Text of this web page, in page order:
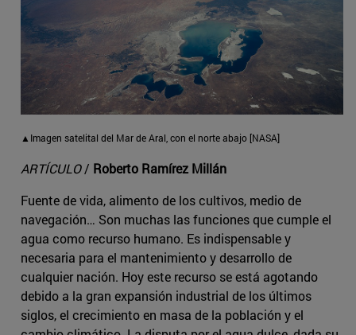
▲Imagen satelital del Mar de Aral, con el norte abajo [NASA]
ARTÍCULO/ Roberto Ramírez Millán
Fuente de vida, alimento de los cultivos, medio de
navegación… Son muchas las funciones que cumple el
agua como recurso humano. Es indispensable y
necesaria para el mantenimiento y desarrollo de
cualquier nación. Hoy este recurso se está agotando
debido a la gran expansión industrial de los últimos
siglos, el crecimiento en masa de la población y el